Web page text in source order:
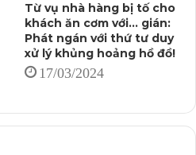
Từ vụ nhà hàng bị tố cho
khách ăn cơm với… gián:
Phát ngán với thứ tư duy
xử lý khủng hoảng hồ đồ!
17/03/2024